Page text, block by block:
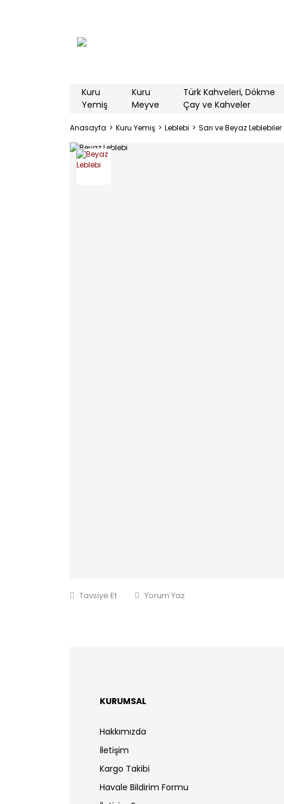
Kuru
Yemiş
Kuru
Meyve
Türk Kahveleri, Dökme
Çay ve Kahveler
Anasayfa Kuru Yemiş Leblebi Sarı ve Beyaz Leblebiler
Tavsiye Et Yorum Yaz
KURUMSAL
Hakkımızda
İletişim
Kargo Takibi
Havale Bildirim Formu